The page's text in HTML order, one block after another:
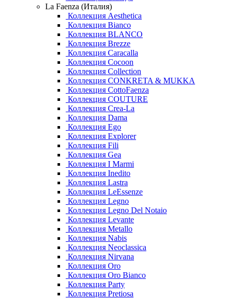
La Faenza (Италия)
Коллекция Aesthetica
Коллекция Bianco
Коллекция BLANCO
Коллекция Brezze
Коллекция Caracalla
Коллекция Cocoon
Коллекция Collection
Коллекция CONKRETA & MUKKA
Коллекция CottoFaenza
Коллекция COUTURE
Коллекция Crea-La
Коллекция Dama
Коллекция Ego
Коллекция Explorer
Коллекция Fili
Коллекция Gea
Коллекция I Marmi
Коллекция Inedito
Коллекция Lastra
Коллекция LeEssenze
Коллекция Legno
Коллекция Legno Del Notaio
Коллекция Levante
Коллекция Metallo
Коллекция Nabis
Коллекция Neoclassica
Коллекция Nirvana
Коллекция Oro
Коллекция Oro Bianco
Коллекция Party
Коллекция Pretiosa